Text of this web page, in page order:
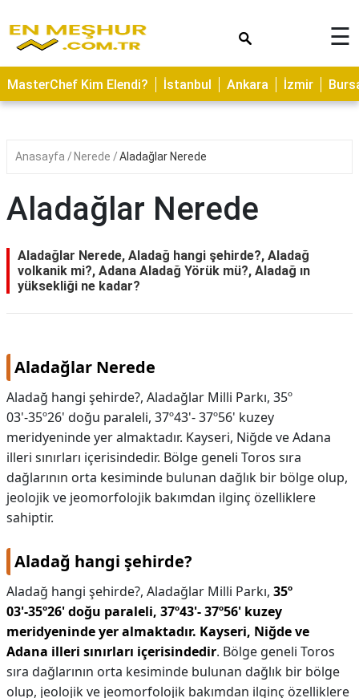
ASTROLOJİ
SAĞLIK
YERLER
NEDİR
HAMİLELİK
İLETİŞİM
☰
MasterChef Kim Elendi? İstanbul Ankara İzmir
Anasayfa Nerede Aladağlar Nerede
Aladağlar Nerede
Aladağlar Nerede, Aladağ hangi şehirde?, Aladağ
volkanik mi?, Adana Aladağ Yörük mü?, Aladağ ın
yüksekliği ne kadar?
Aladağlar Nerede
Aladağ hangi şehirde?, Aladağlar Milli Parkı, 35º
03'-35º26' doğu paraleli, 37º43'- 37º56' kuzey
meridyeninde yer almaktadır. Kayseri, Niğde ve Adana
illeri sınırları içerisindedir. Bölge geneli Toros sıra
dağlarının orta kesiminde bulunan dağlık bir bölge olup,
jeolojik ve jeomorfolojik bakımdan ilginç özelliklere
sahiptir.
Aladağ hangi şehirde?
Aladağ hangi şehirde?, Aladağlar Milli Parkı, 35º
03'-35º26' doğu paraleli, 37º43'- 37º56' kuzey
meridyeninde yer almaktadır. Kayseri, Niğde ve
Adana illeri sınırları içerisindedir. Bölge geneli Toros
sıra dağlarının orta kesiminde bulunan dağlık bir bölge
olup, jeolojik ve jeomorfolojik bakımdan ilginç özelliklere